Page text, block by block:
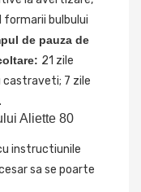
formarii bulbului
de pauza de
21 zile
castraveti; 7 zile
Aliette 80
instructiunile
sa se poarte